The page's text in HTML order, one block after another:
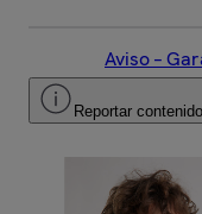
Aviso –
Reportar contenido